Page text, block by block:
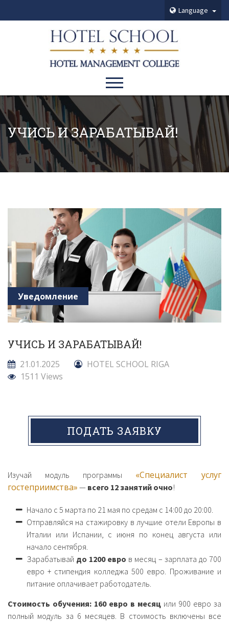
Language
УЧИСЬ И ЗАРАБАТЫВАЙ!
Уведомление
УЧИСЬ И ЗАРАБАТЫВАЙ!
21.01.2025
HOTEL SCHOOL RIGA
1511 Views
ПОДАТЬ ЗАЯВКУ
Изучай модуль программы «Специалист услуг
гостеприимства» — всего 12 занятий очно!
Начало с 5 марта по 21 мая по средам с 14:00 до 20:00.
Отправляйся на стажировку в лучшие отели Европы в
Италии или Испании, с июня по конец августа или
начало сентября.
Зарабатывай до 1200 евро в месяц – зарплата до 700
евро + стипендия колледжа 500 евро. Проживание и
питание оплачивает работодатель.
Стоимость обучения: 160 евро в месяц или 900 евро за
полный модуль за 6 месяцев. В стоимость включены все